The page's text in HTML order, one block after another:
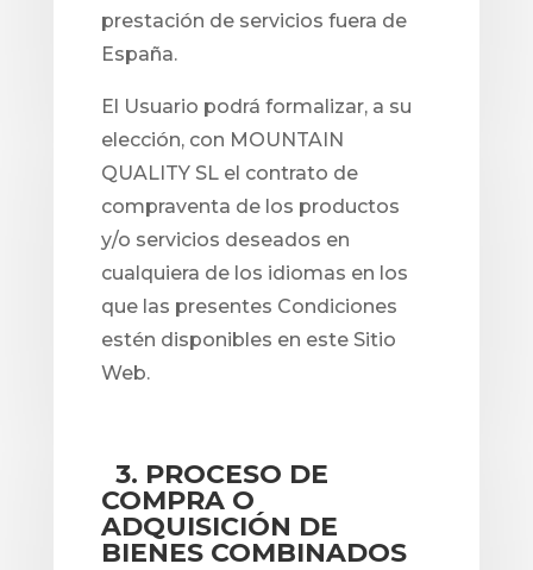
prestación de servicios fuera de
España.
El Usuario podrá formalizar, a su
elección, con MOUNTAIN
QUALITY SL el contrato de
compraventa de los productos
y/o servicios deseados en
cualquiera de los idiomas en los
que las presentes Condiciones
estén disponibles en este Sitio
Web.
3. PROCESO DE
COMPRA O
ADQUISICIÓN DE
BIENES COMBINADOS